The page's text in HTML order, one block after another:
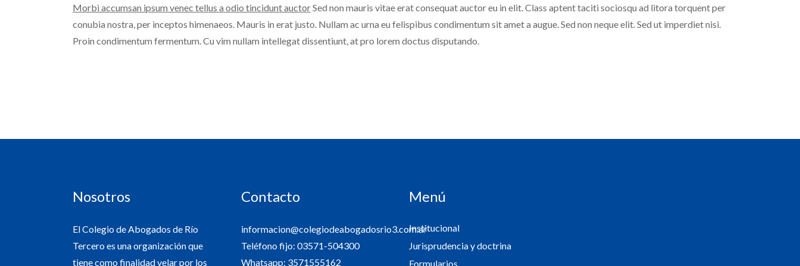
Morbi accumsan ipsum venec tellus a odio tincidunt auctorSed non mauris vitae erat consequat auctor eu in elit. Class aptent taciti sociosqu ad litora torquent per
conubia nostra, per inceptos himenaeos. Mauris in erat justo. Nullam ac urna eu felispibus condimentum sit amet a augue. Sed non neque elit. Sed ut imperdiet nisi.
Proin condimentum fermentum. Cu vim nullam intellegat dissentiunt, at pro lorem doctus disputando.
Nosotros
El Colegio de Abogados de Río
Tercero es una organización que
tiene como finalidad velar por los
Contacto
informacion@colegiodeabogadosrio3.com.ar
Teléfono fijo: 03571-504300
Whatsapp: 3571555162
Menú
Institucional
Jurisprudencia y doctrina
Formularios